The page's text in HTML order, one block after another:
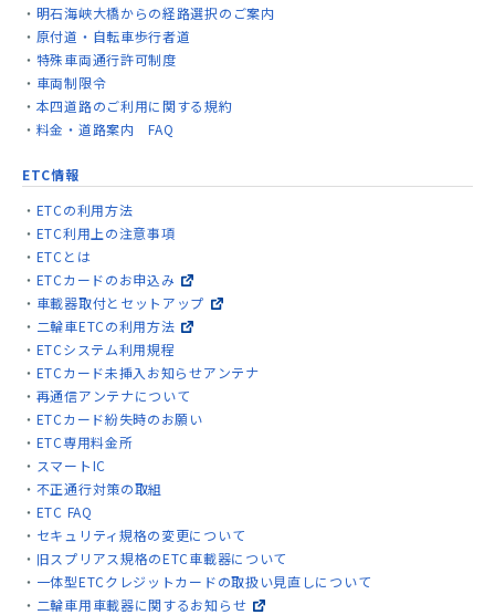
明石海峡大橋からの経路選択のご案内
原付道・自転車歩行者道
特殊車両通行許可制度
車両制限令
本四道路のご利用に関する規約
料金・道路案内 FAQ
ETC情報
ETCの利用方法
ETC利用上の注意事項
ETCとは
ETCカードのお申込み
車載器取付とセットアップ
二輪車ETCの利用方法
ETCシステム利用規程
ETCカード未挿入お知らせアンテナ
再通信アンテナについて
ETCカード紛失時のお願い
ETC専用料金所
スマートIC
不正通行対策の取組
ETC FAQ
セキュリティ規格の変更について
旧スプリアス規格のETC車載器について
一体型ETCクレジットカードの取扱い見直しについて
二輪車用車載器に関するお知らせ